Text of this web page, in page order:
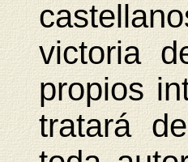
victoria
propios
tratará